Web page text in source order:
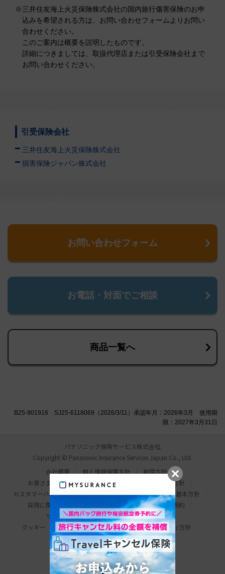
※三井住友海上火災保険株式会社の国内旅行傷害保険のお申
込みを希望される方は、お問い合わせフォームよりお問い
合わせください。
このご案内は概要を説明したものです。
詳細につきましては、取扱代理店または引受保険会社まで
お問い合わせください。
引受保険会社
三井住友海上火災保険株式会社
損害保険ジャパン株式会社
お問い合わせフォーム
お電話・対面でご相談
商品一覧へ
B25-901916 SJ25-6118069（2026/3/11）承認年月：2026年3月 使用期
限：2027年3月31日
パナソニック保険サービス株式会社
Copyright © Panasonic Insurance Services Japan Co., Ltd.
会社概要
個人情報保護方針
勧誘方針
お客さま本位の業務運営方針
比較説明・推奨販売方針
カスタマーハラスメント対応基本方針
情報セキュリティ基本方針
採用に関するお問い合わせ
わたしの保険手帳利用規約
サイトマップ
サイトのご利用にあたって
クッキー（Cookie）について
ウェブアクセシビリティ方針
パナソニック ホールディングス
Area/Country